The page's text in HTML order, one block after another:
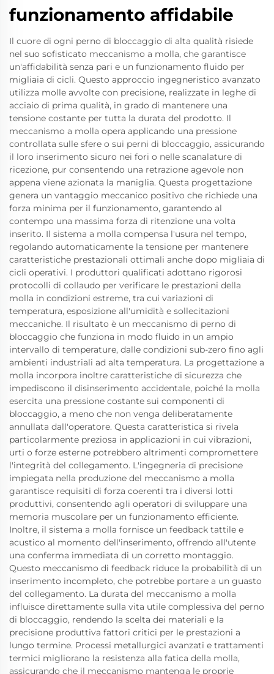
funzionamento affidabile
Il cuore di ogni perno di bloccaggio di alta qualità risiede
nel suo sofisticato meccanismo a molla, che garantisce
un'affidabilità senza pari e un funzionamento fluido per
migliaia di cicli. Questo approccio ingegneristico avanzato
utilizza molle avvolte con precisione, realizzate in leghe di
acciaio di prima qualità, in grado di mantenere una
tensione costante per tutta la durata del prodotto. Il
meccanismo a molla opera applicando una pressione
controllata sulle sfere o sui perni di bloccaggio, assicurando
il loro inserimento sicuro nei fori o nelle scanalature di
ricezione, pur consentendo una retrazione agevole non
appena viene azionata la maniglia. Questa progettazione
genera un vantaggio meccanico positivo che richiede una
forza minima per il funzionamento, garantendo al
contempo una massima forza di ritenzione una volta
inserito. Il sistema a molla compensa l'usura nel tempo,
regolando automaticamente la tensione per mantenere
caratteristiche prestazionali ottimali anche dopo migliaia di
cicli operativi. I produttori qualificati adottano rigorosi
protocolli di collaudo per verificare le prestazioni della
molla in condizioni estreme, tra cui variazioni di
temperatura, esposizione all'umidità e sollecitazioni
meccaniche. Il risultato è un meccanismo di perno di
bloccaggio che funziona in modo fluido in un ampio
intervallo di temperature, dalle condizioni sub-zero fino agli
ambienti industriali ad alta temperatura. La progettazione a
molla incorpora inoltre caratteristiche di sicurezza che
impediscono il disinserimento accidentale, poiché la molla
esercita una pressione costante sui componenti di
bloccaggio, a meno che non venga deliberatamente
annullata dall'operatore. Questa caratteristica si rivela
particolarmente preziosa in applicazioni in cui vibrazioni,
urti o forze esterne potrebbero altrimenti compromettere
l'integrità del collegamento. L'ingegneria di precisione
impiegata nella produzione del meccanismo a molla
garantisce requisiti di forza coerenti tra i diversi lotti
produttivi, consentendo agli operatori di sviluppare una
memoria muscolare per un funzionamento efficiente.
Inoltre, il sistema a molla fornisce un feedback tattile e
acustico al momento dell'inserimento, offrendo all'utente
una conferma immediata di un corretto montaggio.
Questo meccanismo di feedback riduce la probabilità di un
inserimento incompleto, che potrebbe portare a un guasto
del collegamento. La durata del meccanismo a molla
influisce direttamente sulla vita utile complessiva del perno
di bloccaggio, rendendo la scelta dei materiali e la
precisione produttiva fattori critici per le prestazioni a
lungo termine. Processi metallurgici avanzati e trattamenti
termici migliorano la resistenza alla fatica della molla,
assicurando che il meccanismo mantenga le proprie